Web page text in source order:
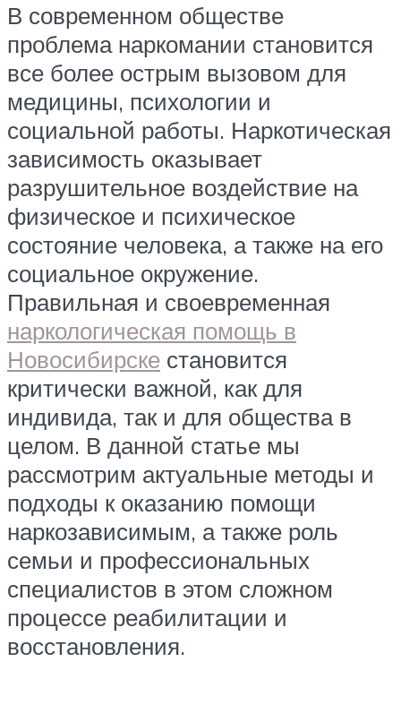
В современном обществе
проблема наркомании становится
все более острым вызовом для
медицины, психологии и
социальной работы. Наркотическая
зависимость оказывает
разрушительное воздействие на
физическое и психическое
состояние человека, а также на его
социальное окружение.
Правильная и своевременная
наркологическая помощь в
Новосибирске становится
критически важной, как для
индивида, так и для общества в
целом. В данной статье мы
рассмотрим актуальные методы и
подходы к оказанию помощи
наркозависимым, а также роль
семьи и профессиональных
специалистов в этом сложном
процессе реабилитации и
восстановления.